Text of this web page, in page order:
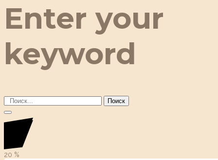
Enter your
keyword
Поиск
20 %